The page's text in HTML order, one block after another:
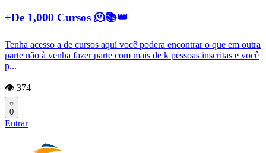
+De 1,000 Cursos 🫠📚👑
Tenha acesso a de cursos aquí você podera encontrar o que em outra
parte não à venha fazer parte com mais de k pessoas inscritas e você
p...
👁️ 374
0
Entrar